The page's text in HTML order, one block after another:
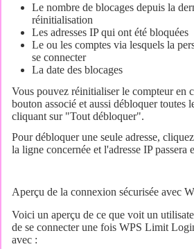
Le nombre de blocages depuis la
réinitialisation
Les adresses IP qui ont été bloquées
Le ou les comptes via lesquels la
se connecter
La date des blocages
Vous pouvez réinitialiser le compteur en
bouton associé et aussi débloquer toutes
cliquant sur "Tout débloquer".
Pour débloquer une seule adresse,
la ligne concernée et l'adresse IP
Aperçu de la connexion sécurisée avec
Voici un aperçu de ce que voit un
de se connecter une fois WPS Limit
avec :